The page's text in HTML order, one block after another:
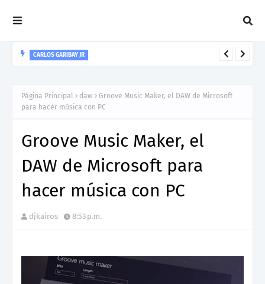
CARLOS GARIBAY JR
Página Principal daw
Groove Music Maker, el DAW de Microsoft
para hacer música con PC
Groove Music Maker, el
DAW de Microsoft para
hacer música con PC
djkairos 8:53 p.m.